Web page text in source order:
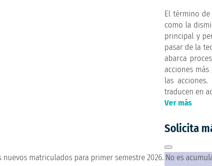
El término
como la
principal y
pasar de la
abarca
acciones
las
traducen en
Ver más
Solicita
matriculados para primer semestre 2026. No es